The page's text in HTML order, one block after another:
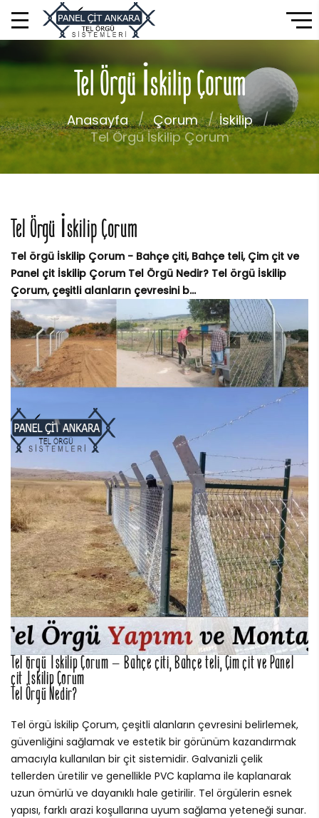
Tel Örgü İskilip Çorum
Anasayfa Çorum
İskilip
Tel Örgü İskilip Çorum
Tel Örgü İskilip Çorum
Tel örgü İskilip Çorum - Bahçe çiti, Bahçe teli, Çim çit ve
Panel çit İskilip Çorum Tel Örgü Nedir? Tel örgü İskilip
Çorum, çeşitli alanların çevresini b...
Tel örgü İskilip Çorum – Bahçe çiti, Bahçe teli, Çim çit ve Panel
çit İskilip Çorum
Tel Örgü Nedir?
Tel örgü İskilip Çorum, çeşitli alanların çevresini belirlemek,
güvenliğini sağlamak ve estetik bir görünüm kazandırmak
amacıyla kullanılan bir çit sistemidir. Galvanizli çelik
tellerden üretilir ve genellikle PVC kaplama ile kaplanarak
uzun ömürlü ve dayanıklı hale getirilir. Tel örgülerin esnek
yapısı, farklı arazi koşullarına uyum sağlama yeteneği sunar.